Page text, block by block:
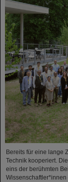
Bereits für eine lange
Technik kooperiert.
eins der berühmten